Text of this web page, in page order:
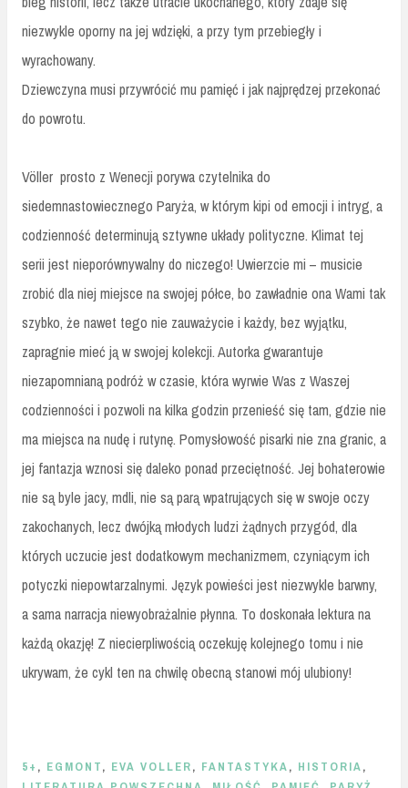
niezwykle oporny na jej wdzięki, a przy tym przebiegły i
wyrachowany.
Dziewczyna musi przywrócić mu pamięć i jak najprędzej przekonać
do powrotu.
Völler prosto z Wenecji porywa czytelnika do
siedemnastowiecznego Paryża, w którym kipi od emocji i intryg, a
codzienność determinują sztywne układy polityczne. Klimat tej
serii jest nieporównywalny do niczego! Uwierzcie mi – musicie
zrobić dla niej miejsce na swojej półce, bo zawładnie ona Wami tak
szybko, że nawet tego nie zauważycie i każdy, bez wyjątku,
zapragnie mieć ją w swojej kolekcji. Autorka gwarantuje
niezapomnianą podróż w czasie, która wyrwie Was z Waszej
codzienności i pozwoli na kilka godzin przenieść się tam, gdzie nie
ma miejsca na nudę i rutynę. Pomysłowość pisarki nie zna granic, a
jej fantazja wznosi się daleko ponad przeciętność. Jej bohaterowie
nie są byle jacy, mdli, nie są parą wpatrujących się w swoje oczy
zakochanych, lecz dwójką młodych ludzi żądnych przygód, dla
których uczucie jest dodatkowym mechanizmem, czyniącym ich
potyczki niepowtarzalnymi. Język powieści jest niezwykle barwny,
a sama narracja niewyobrażalnie płynna. To doskonała lektura na
każdą okazję! Z niecierpliwością oczekuję kolejnego tomu i nie
ukrywam, że cykl ten na chwilę obecną stanowi mój ulubiony!
5+ , EGMONT, EVA VOLLER, FANTASTYKA, HISTORIA,